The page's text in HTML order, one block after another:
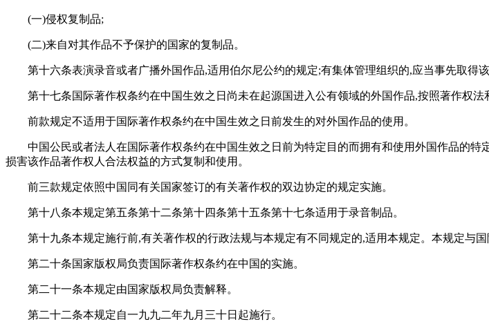
(一)侵权复制品;
(二)来自对其作品不予保护的国家的复制品。
第十六条表演录音或者广播外国作品,适用伯尔尼公约的规定;有集体管理组织的,应当事先取得该
第十七条国际著作权条约在中国生效之日尚未在起源国进入公有领域的外国作品,按照著作权法
前款规定不适用于国际著作权条约在中国生效之日前发生的对外国作品的使用。
中国公民或者法人在国际著作权条约在中国生效之日前为特定目的而拥有和使用外国作品的
损害该作品著作权人合法权益的方式复制和使用。
前三款规定依照中国同有关国家签订的有关著作权的双边协定的规定实施。
第十八条本规定第五条第十二条第十四条第十五条第十七条适用于录音制品。
第十九条本规定施行前,有关著作权的行政法规与本规定有不同规定的,适用本规定。本规定与
第二十条国家版权局负责国际著作权条约在中国的实施。
第二十一条本规定由国家版权局负责解释。
第二十二条本规定自一九九二年九月三十日起施行。